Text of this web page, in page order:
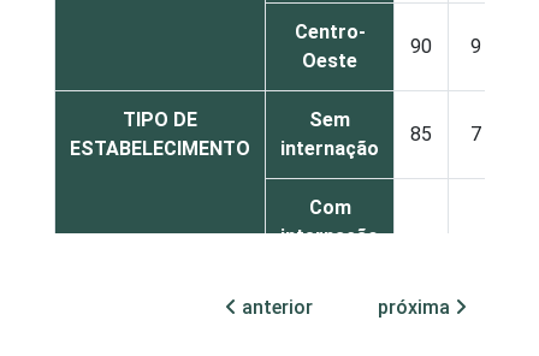
Centro-
Oeste
90 9
TIPO DE
ESTABELECIMENTO
Sem
internação
85 7
Com
internação
anterior próxima